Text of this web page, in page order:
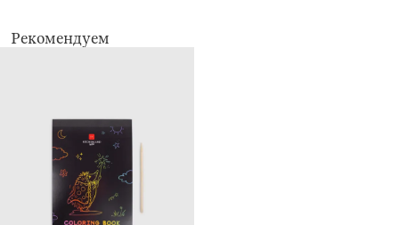
Рекомендуем